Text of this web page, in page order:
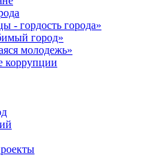
- гордость города»
город»
молодежь»
коррупции